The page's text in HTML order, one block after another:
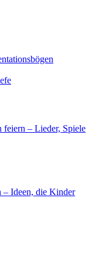
feiern – Lieder, Spiele
– Ideen, die Kinder